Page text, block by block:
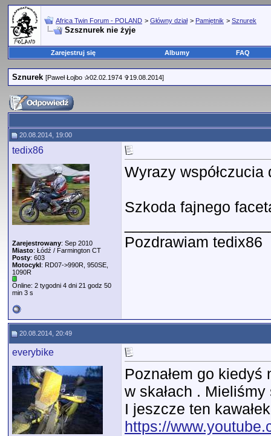
Africa Twin Forum - POLAND > Główny dział > Pamiętnik > Sznurek
Szsznurek nie żyje
Zarejestruj się Albumy FAQ
Sznurek [Paweł Łojbo ✰02.02.1974 ✞19.08.2014]
20.08.2014, 19:00
tedix86
Zarejestrowany: Sep 2010
Miasto: Łódź / Farmington CT
Posty: 603
Motocykl: RD07->990R, 950SE,
1090R
Online: 2 tygodni 4 dni 21 godz 50
min 3 s
Wyrazy współczucia
Szkoda fajnego
Pozdrawiam tedix86
20.08.2014, 20:49
everybike
Poznałem go
w skałach .
I jeszcze ten
https://